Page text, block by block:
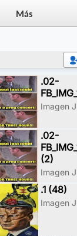
Más
.02-
Imagen
.02-
(2)
Imagen
.1 (48)
Imagen